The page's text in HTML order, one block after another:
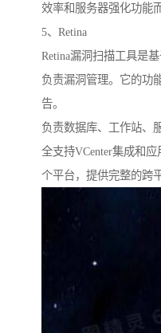
效率和服务器强化功能
5、Retina
Retina漏洞扫描工具是
负责漏洞管理。它的功
告。
负责数据库、工作站、
全支持VCenter集成和
个平台，提供完整的跨